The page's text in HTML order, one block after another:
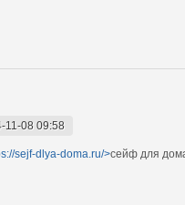
11-08 09:58
sejf-dlya-doma.ru/>сейф для